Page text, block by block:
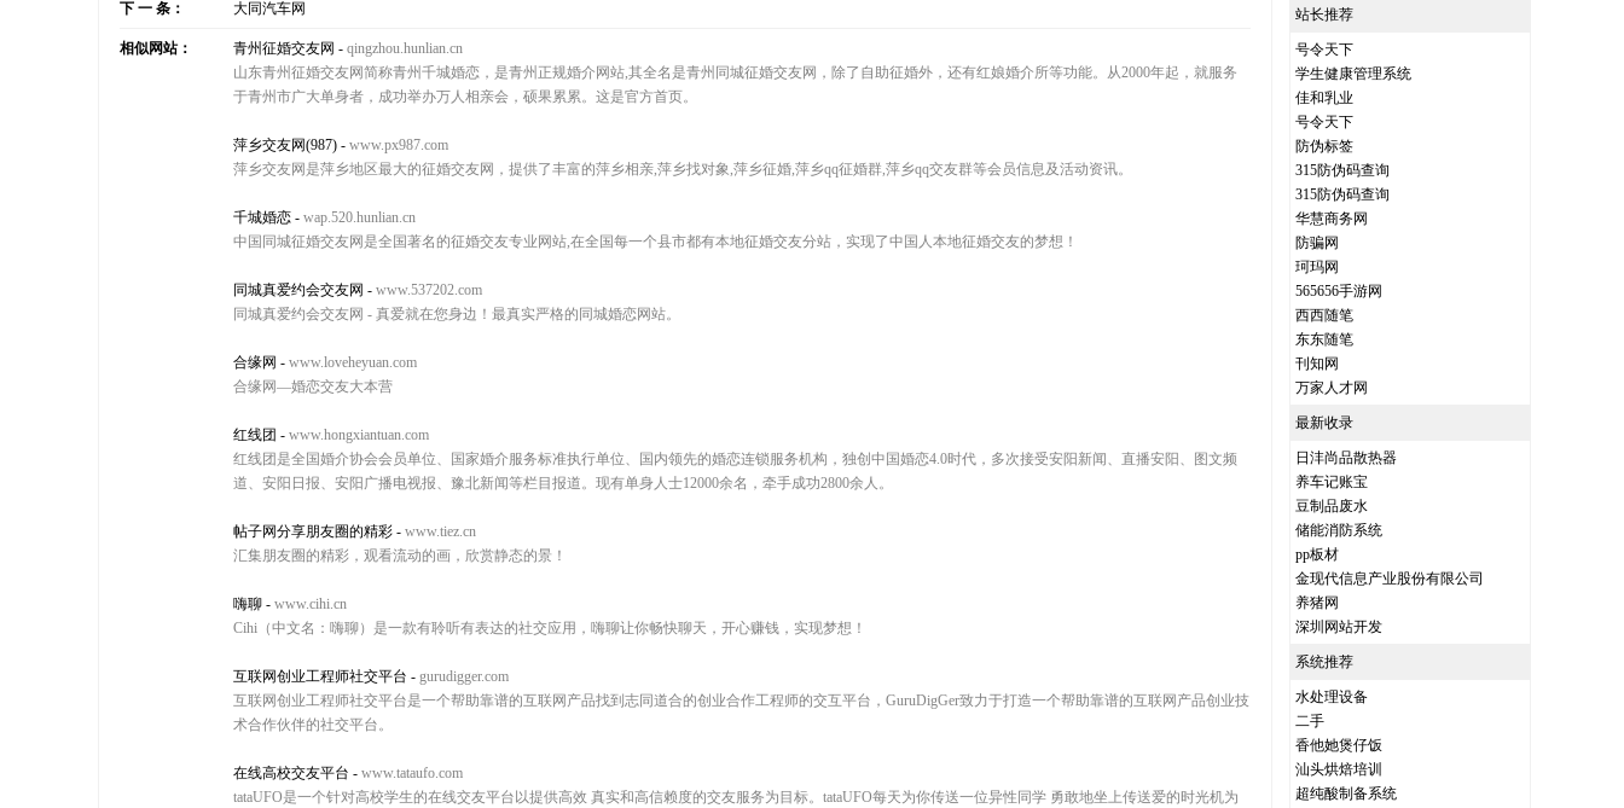
下 一 条： 大同汽车网
相似网站： 青州征婚交友网 - qingzhou.hunlian.cn
山东青州征婚交友网简称青州千城婚恋，是青州正规婚介网站,其全名是青州同城征婚交友网，除了自助征婚外，还有红娘婚介所等功能。从2000年起，就服务
于青州市广大单身者，成功举办万人相亲会，硕果累累。这是官方首页。
萍乡交友网(987) - www.px987.com
萍乡交友网是萍乡地区最大的征婚交友网，提供了丰富的萍乡相亲,萍乡找对象,萍乡征婚,萍乡qq征婚群,萍乡qq交友群等会员信息及活动资讯。
千城婚恋 - wap.520.hunlian.cn
中国同城征婚交友网是全国著名的征婚交友专业网站,在全国每一个县市都有本地征婚交友分站，实现了中国人本地征婚交友的梦想！
同城真爱约会交友网 - www.537202.com
同城真爱约会交友网 - 真爱就在您身边！最真实严格的同城婚恋网站。
合缘网 - www.loveheyuan.com
合缘网—婚恋交友大本营
红线团 - www.hongxiantuan.com
红线团是全国婚介协会会员单位、国家婚介服务标准执行单位、国内领先的婚恋连锁服务机构，独创中国婚恋4.0时代，多次接受安阳新闻、直播安阳、图文频
道、安阳日报、安阳广播电视报、豫北新闻等栏目报道。现有单身人士12000余名，牵手成功2800余人。
帖子网分享朋友圈的精彩 - www.tiez.cn
汇集朋友圈的精彩，观看流动的画，欣赏静态的景！
嗨聊 - www.cihi.cn
Cihi（中文名：嗨聊）是一款有聆听有表达的社交应用，嗨聊让你畅快聊天，开心赚钱，实现梦想！
互联网创业工程师社交平台 - gurudigger.com
互联网创业工程师社交平台是一个帮助靠谱的互联网产品找到志同道合的创业合作工程师的交互平台，GuruDigGer致力于打造一个帮助靠谱的互联网产品创业技
术合作伙伴的社交平台。
在线高校交友平台 - www.tataufo.com
tataUFO是一个针对高校学生的在线交友平台以提供高效 真实和高信赖度的交友服务为目标。tataUFO每天为你传送一位异性同学 勇敢地坐上传送爱的时光机为
站长推荐
号令天下
学生健康管理系统
佳和乳业
号令天下
防伪标签
315防伪码查询
315防伪码查询
华慧商务网
防骗网
珂玛网
565656手游网
西西随笔
东东随笔
刊知网
万家人才网
最新收录
日沣尚品散热器
养车记账宝
豆制品废水
储能消防系统
pp板材
金现代信息产业股份有限公司
养猪网
深圳网站开发
系统推荐
水处理设备
二手
香他她煲仔饭
汕头烘焙培训
超纯酸制备系统